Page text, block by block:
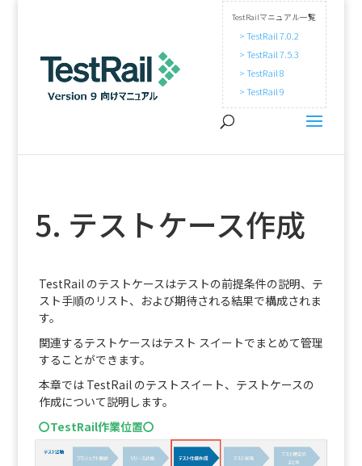
TestRailマニュアル一覧
> TestRail 7.0.2
> TestRail 7.5.3
> TestRail 8
> TestRail 9
5. テストケース作成
TestRail のテストケースはテストの前提条件の説明、テ
スト手順のリスト、および期待される結果で構成されま
す。
関連するテストケースはテスト スイートでまとめて管理
することができます。
本章では TestRail のテストスイート、テストケースの
作成について説明します。
〇TestRail作業位置〇